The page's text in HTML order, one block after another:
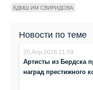
БДМШ ИМ СВИРИДОВА
Новости по теме
20.Апр.2026 21:59
Артисты из Бердска
наград престижного